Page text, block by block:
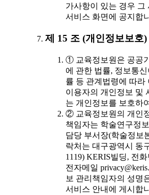
가사항이 있는 경우 그
서비스 화면에 공지합
제 15 조 (개인정보보호)
① 교육정보원은 공공
에 관한 법률, 정보통
률 등 관계법령에 따라
이용자의 개인정보 및
는 개인정보를 보호하
② 교육정보원의 개인
책임자는 학술연구정
담당 부서장(학술정보
락처는 대구광역시 동
1119) KERIS빌딩, 전
전자메일
보 관리책임자의 성명
서비스 안내에 게시합